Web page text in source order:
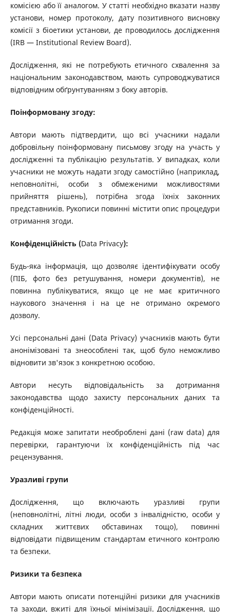
комісією або її аналогом. У статті необхідно вказати назву
установи, номер протоколу, дату позитивного висновку
комісії з біоетики установи, де проводилось дослідження
(IRB — Institutional Review Board).
Дослідження, які не потребують етичного схвалення за
національним законодавством, мають супроводжуватися
відповідним обґрунтуванням з боку авторів.
Поінформовану згоду:
Автори мають підтвердити, що всі учасники надали
добровільну поінформовану письмову згоду на участь у
дослідженні та публікацію результатів. У випадках, коли
учасники не можуть надати згоду самостійно (наприклад,
неповнолітні, особи з обмеженими можливостями
прийняття рішень), потрібна згода їхніх законних
представників. Рукописи повинні містити опис процедури
отримання згоди.
Конфіденційність (Data Privacy):
Будь-яка інформація, що дозволяє ідентифікувати особу
(ПІБ, фото без ретушування, номери документів), не
повинна публікуватися, якщо це не має критичного
наукового значення і на це не отримано окремого
дозволу.
Усі персональні дані (Data Privacy) учасників мають бути
анонімізовані та знеособлені так, щоб було неможливо
відновити зв'язок з конкретною особою.
Автори несуть відповідальність за дотримання
законодавства щодо захисту персональних даних та
конфіденційності.
Редакція може запитати необроблені дані (raw data) для
перевірки, гарантуючи їх конфіденційність під час
рецензування.
Уразливі групи
Дослідження, що включають уразливі групи
(неповнолітні, літні люди, особи з інвалідністю, особи у
складних життєвих обставинах тощо), повинні
відповідати підвищеним стандартам етичного контролю
та безпеки.
Ризики та безпека
Автори мають описати потенційні ризики для учасників
та заходи, вжиті для їхньої мінімізації. Дослідження, що